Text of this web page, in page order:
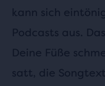
kann sich
Podcasts aus.
Deine Füße
satt, die